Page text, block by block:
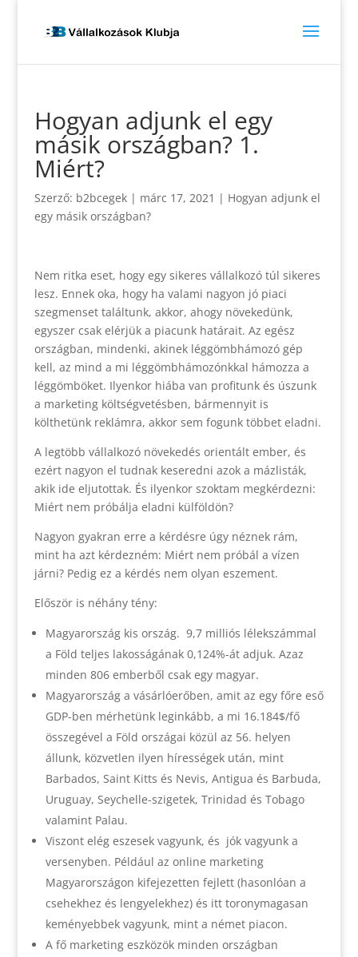
Hogyan adjunk el egy
másik országban? 1.
Miért?
Szerző: b2bcegek| márc 17, 2021 | Hogyan adjunk el
egy másik országban?
Nem ritka eset, hogy egy sikeres vállalkozó túl sikeres
lesz. Ennek oka, hogy ha valami nagyon jó piaci
szegmenset találtunk, akkor, ahogy növekedünk,
egyszer csak elérjük a piacunk határait. Az egész
országban, mindenki, akinek léggömbhámozó gép
kell, az mind a mi léggömbhámozónkkal hámozza a
léggömböket. Ilyenkor hiába van profitunk és úszunk
a marketing költségvetésben, bármennyit is
költhetünk reklámra, akkor sem fogunk többet eladni.
A legtöbb vállalkozó növekedés orientált ember, és
ezért nagyon el tudnak keseredni azok a mázlisták,
akik ide eljutottak. És ilyenkor szoktam megkérdezni:
Miért nem próbálja eladni külföldön?
Nagyon gyakran erre a kérdésre úgy néznek rám,
mint ha azt kérdezném: Miért nem próbál a vízen
járni? Pedig ez a kérdés nem olyan eszement.
Először is néhány tény:
Magyarország kis ország. 9,7 milliós lélekszámmal
a Föld teljes lakosságának 0,124%-át adjuk. Azaz
minden 806 emberből csak egy magyar.
Magyarország a vásárlóerőben, amit az egy főre eső
GDP-ben mérhetünk leginkább, a mi 16.184$/fő
összegével a Föld országai közül az 56. helyen
állunk, közvetlen ilyen hírességek után, mint
Barbados, Saint Kitts és Nevis, Antigua és Barbuda,
Uruguay, Seychelle-szigetek, Trinidad és Tobago
valamint Palau.
Viszont elég eszesek vagyunk, és jók vagyunk a
versenyben. Például az online marketing
Magyarországon kifejezetten fejlett (hasonlóan a
csehekhez és lengyelekhez) és itt toronymagasan
keményebbek vagyunk, mint a német piacon.
A fő marketing eszközök minden országban